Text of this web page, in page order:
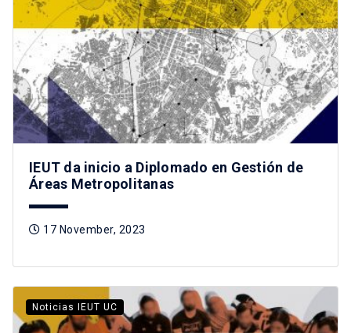
IEUT da inicio a Diplomado en Gestión de
Áreas Metropolitanas
17 November, 2023
Noticias IEUT UC